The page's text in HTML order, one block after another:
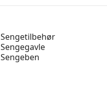
Sengetilbehør
Sengegavle
Sengeben